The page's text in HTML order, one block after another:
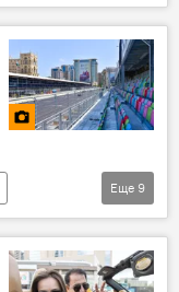
МЧС АР
Еще 9